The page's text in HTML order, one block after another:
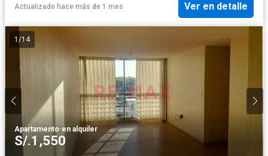
Actualizado hace más de 1 mes Ver en detalle
1 /14
Apartamento·en alquiler
S/.1,550